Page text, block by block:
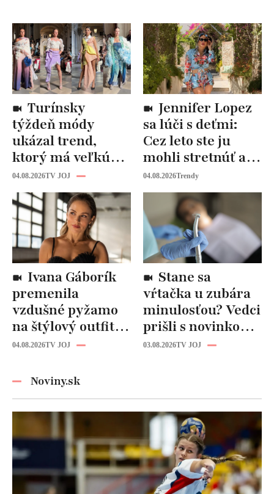
týždeň módy
ukázal trend,
ktorý má veľkú
budúcnosť: Počuli
ste už o tomto
materiáli?
04.08.2026TV JOJ
sa lúči s deťmi:
Cez leto ste ju
mohli stretnúť aj
vy!
04.08.2026Trendy
premenila
vzdušné pyžamo
na štýlový outfit:
Tento trik vás
horúčav
04.08.2026TV JOJ
vŕtačka u zubára
minulosťou? Vedci
prišli s novinkou,
ktorá by mohla
03.08.2026TV JOJ
Noviny.sk